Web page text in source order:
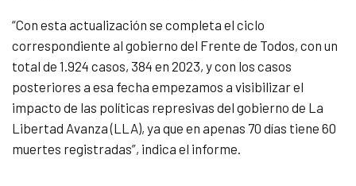
“Con esta actualización se completa el ciclo
correspondiente al gobierno del Frente de Todos, con un
total de 1.924 casos, 384 en 2023, y con los casos
posteriores a esa fecha empezamos a visibilizar el
impacto de las políticas represivas del gobierno de La
Libertad Avanza (LLA), ya que en apenas 70 días tiene 60
muertes registradas”, indica el informe.